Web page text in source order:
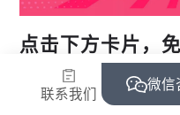
点击下方卡片，
书逸途专为成长
联系我们
微信